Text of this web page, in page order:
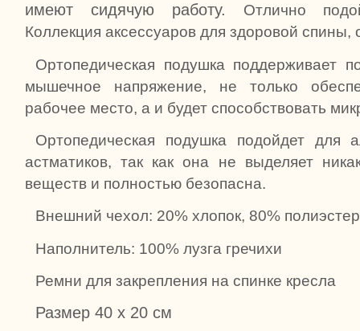
имеют сидячую работу. Отлично
Коллекция аксессуаров для здоровой спины,
Ортопедическая подушка поддерживает
мышечное напряжение, не только
рабочее место, а и будет способствовать
Ортопедическая подушка подойдет для
астматиков, так как она не выделяет
веществ и полностью безопасна.
Внешний чехол: 20% хлопок, 80% полиэстер
Наполнитель: 100% лузга гречихи
Ремни для закрепления на спинке кресла
Размер 40 х 20 см